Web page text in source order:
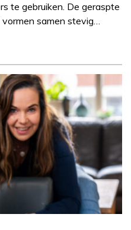
te gebruiken. De geraspte
samen stevig…